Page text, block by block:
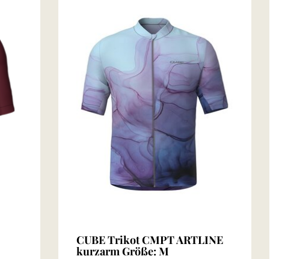
CUBE Trikot CMPT ARTLINE
kurzarm Größe: M